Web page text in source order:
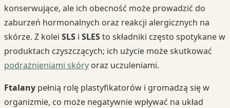
konserwujące, ale ich obecność może prowadzić do
zaburzeń hormonalnych oraz reakcji alergicznych na
skórze. Z kolei SLS i SLESto składniki często spotykane w
produktach czyszczących; ich użycie może skutkować
podrażnieniami skóry oraz uczuleniami.
Ftalany pełnią rolę plastyfikatorów i gromadzą się w
organizmie, co może negatywnie wpływać na układ